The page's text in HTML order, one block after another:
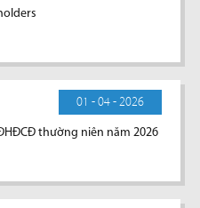
01 - 04 - 2026
thường niên năm 2026